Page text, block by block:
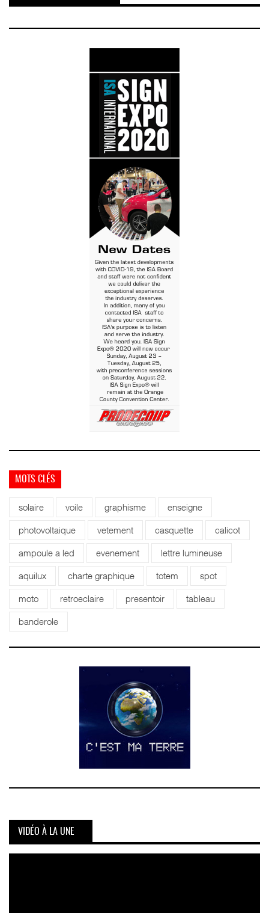
MOTS CLÉS
solaire voile graphisme enseigne
photovoltaique vetement casquette calicot
ampoule a led evenement lettre lumineuse
aquilux charte graphique totem spot
moto retroeclaire presentoir tableau
banderole
VIDÉO À LA UNE